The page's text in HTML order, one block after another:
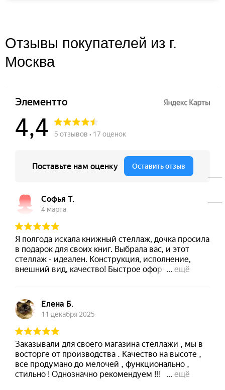
Отзывы покупателей из г.
Москва